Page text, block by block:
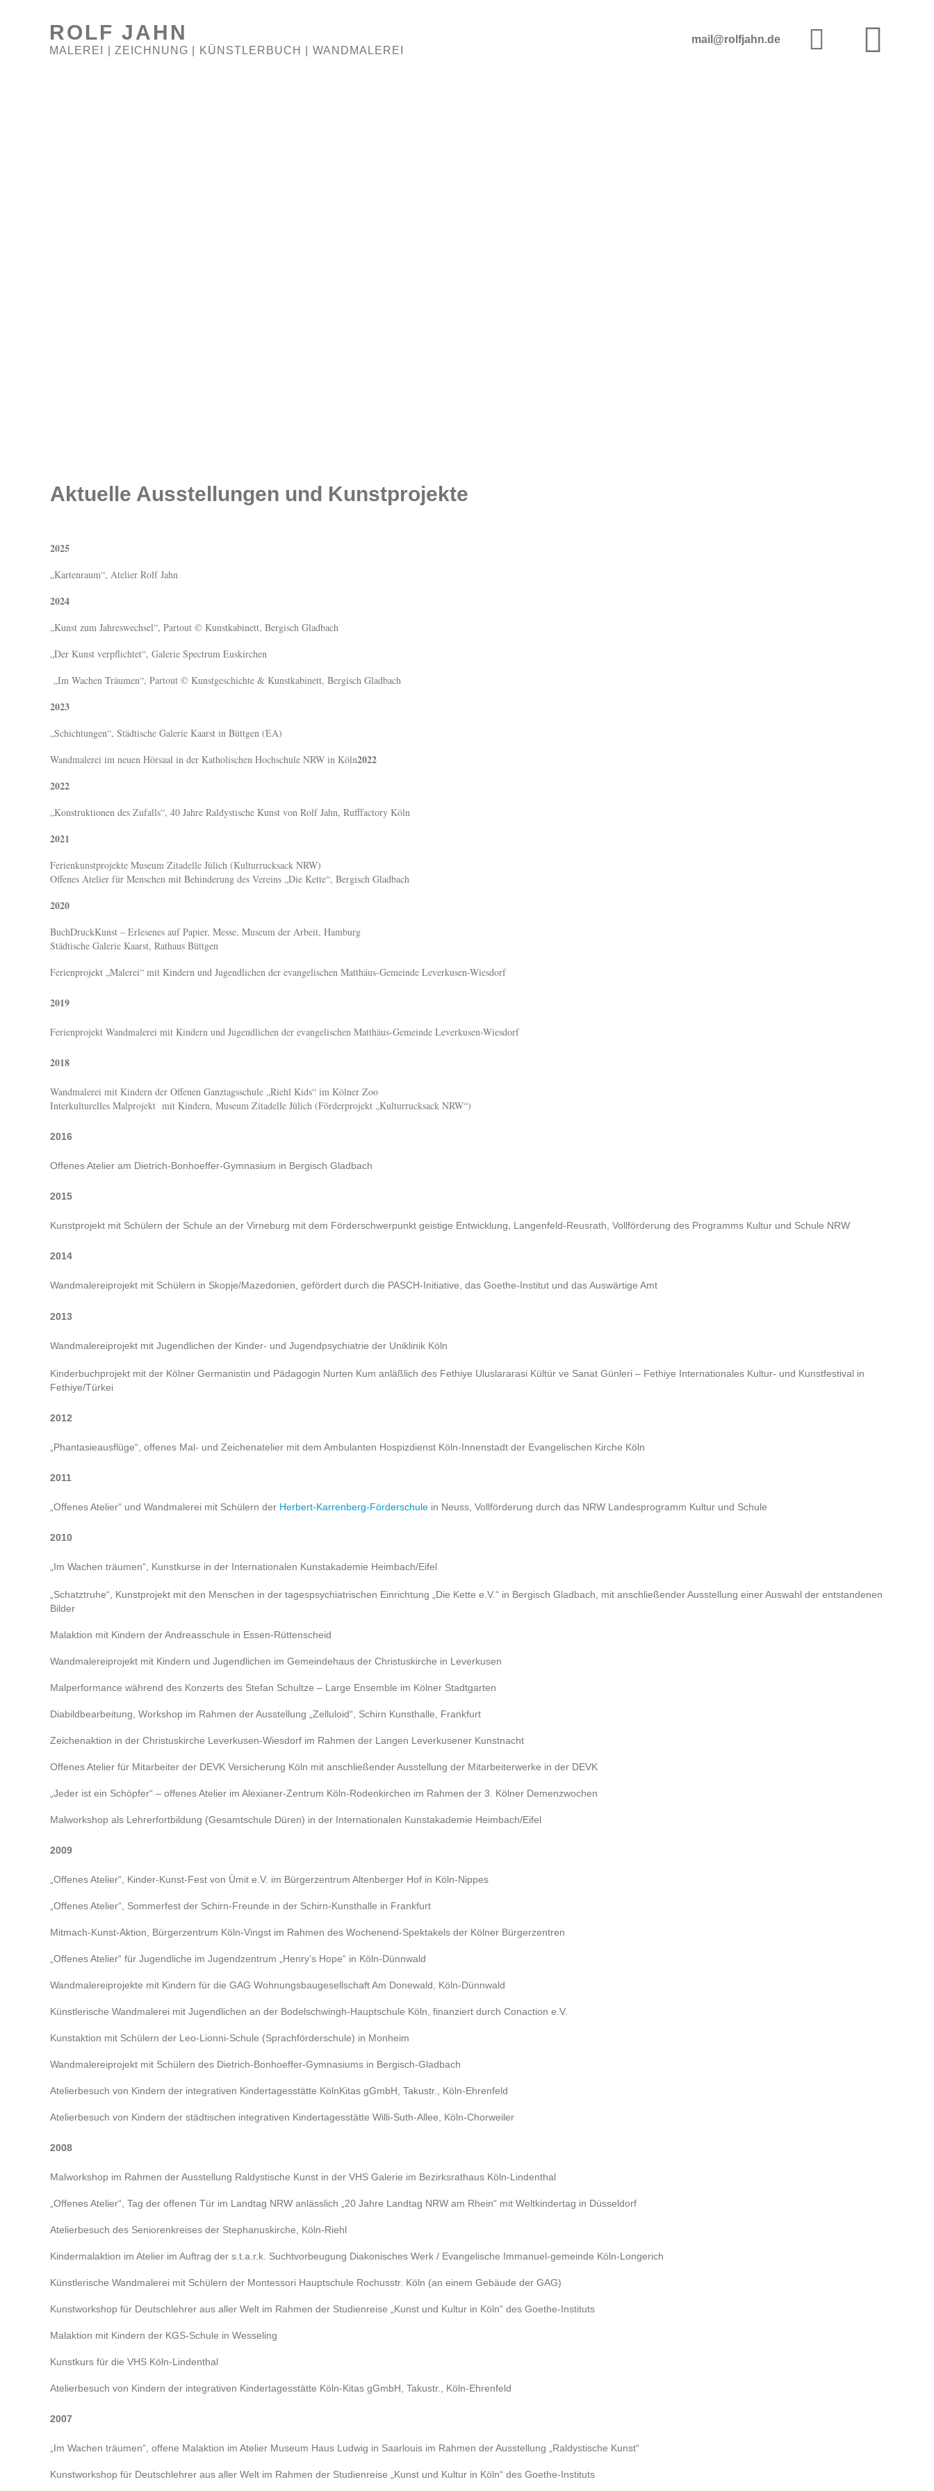
ROLF JAHN
MALEREI | ZEICHNUNG | KÜNSTLERBUCH | WANDMALEREI
mail@rolfjahn.de
Aktuelle Ausstellungen und Kunstprojekte
2025
„Kartenraum“, Atelier Rolf Jahn
2024
„Kunst zum Jahreswechsel“, Partout © Kunstkabinett, Bergisch Gladbach
„Der Kunst verpflichtet“, Galerie Spectrum Euskirchen
„Im Wachen Träumen“, Partout © Kunstgeschichte & Kunstkabinett, Bergisch Gladbach
2023
„Schichtungen“, Städtische Galerie Kaarst in Büttgen (EA)
Wandmalerei im neuen Hörsaal in der Katholischen Hochschule NRW in Köln2022
2022
„Konstruktionen des Zufalls“, 40 Jahre Raldystische Kunst von Rolf Jahn, Rufffactory Köln
2021
Ferienkunstprojekte Museum Zitadelle Jülich (Kulturrucksack NRW)
Offenes Atelier für Menschen mit Behinderung des Vereins „Die Kette“, Bergisch Gladbach
2020
BuchDruckKunst – Erlesenes auf Papier, Messe, Museum der Arbeit, Hamburg
Städtische Galerie Kaarst, Rathaus Büttgen
Ferienprojekt „Malerei“ mit Kindern und Jugendlichen der evangelischen Matthäus-Gemeinde Leverkusen-Wiesdorf
2019
Ferienprojekt Wandmalerei mit Kindern und Jugendlichen der evangelischen Matthäus-Gemeinde Leverkusen-Wiesdorf
2018
Wandmalerei mit Kindern der Offenen Ganztagsschule „Riehl Kids“ im Kölner Zoo
Interkulturelles Malprojekt mit Kindern, Museum Zitadelle Jülich (Förderprojekt „Kulturrucksack NRW“)
2016
Offenes Atelier am Dietrich-Bonhoeffer-Gymnasium in Bergisch Gladbach
2015
Kunstprojekt mit Schülern der Schule an der Virneburg mit dem Förderschwerpunkt geistige Entwicklung, Langenfeld-Reusrath, Vollförderung des Programms Kultur und Schule NRW
2014
Wandmalereiprojekt mit Schülern in Skopje/Mazedonien, gefördert durch die PASCH-Initiative, das Goethe-Institut und das Auswärtige Amt
2013
Wandmalereiprojekt mit Jugendlichen der Kinder- und Jugendpsychiatrie der Uniklinik Köln
Kinderbuchprojekt mit der Kölner Germanistin und Pädagogin Nurten Kum anläßlich des Fethiye Uluslararasi Kültür ve Sanat Günleri – Fethiye Internationales Kultur- und Kunstfestival in
Fethiye/Türkei
2012
„Phantasieausflüge“, offenes Mal- und Zeichenatelier mit dem Ambulanten Hospizdienst Köln-Innenstadt der Evangelischen Kirche Köln
2011
„Offenes Atelier“ und Wandmalerei mit Schülern der Herbert-Karrenberg-Förderschule in Neuss, Vollförderung durch das NRW Landesprogramm Kultur und Schule
2010
„Im Wachen träumen“, Kunstkurse in der Internationalen Kunstakademie Heimbach/Eifel
„Schatztruhe“, Kunstprojekt mit den Menschen in der tagespsychiatrischen Einrichtung „Die Kette e.V.“ in Bergisch Gladbach, mit anschließender Ausstellung einer Auswahl der entstandenen
Bilder
Malaktion mit Kindern der Andreasschule in Essen-Rüttenscheid
Wandmalereiprojekt mit Kindern und Jugendlichen im Gemeindehaus der Christuskirche in Leverkusen
Malperformance während des Konzerts des Stefan Schultze – Large Ensemble im Kölner Stadtgarten
Diabildbearbeitung, Workshop im Rahmen der Ausstellung „Zelluloid“, Schirn Kunsthalle, Frankfurt
Zeichenaktion in der Christuskirche Leverkusen-Wiesdorf im Rahmen der Langen Leverkusener Kunstnacht
Offenes Atelier für Mitarbeiter der DEVK Versicherung Köln mit anschließender Ausstellung der Mitarbeiterwerke in der DEVK
„Jeder ist ein Schöpfer“ – offenes Atelier im Alexianer-Zentrum Köln-Rodenkirchen im Rahmen der 3. Kölner Demenzwochen
Malworkshop als Lehrerfortbildung (Gesamtschule Düren) in der Internationalen Kunstakademie Heimbach/Eifel
2009
„Offenes Atelier“, Kinder-Kunst-Fest von Ümit e.V. im Bürgerzentrum Altenberger Hof in Köln-Nippes
„Offenes Atelier“, Sommerfest der Schirn-Freunde in der Schirn-Kunsthalle in Frankfurt
Mitmach-Kunst-Aktion, Bürgerzentrum Köln-Vingst im Rahmen des Wochenend-Spektakels der Kölner Bürgerzentren
„Offenes Atelier“ für Jugendliche im Jugendzentrum „Henry’s Hope“ in Köln-Dünnwald
Wandmalereiprojekte mit Kindern für die GAG Wohnungsbaugesellschaft Am Donewald, Köln-Dünnwald
Künstlerische Wandmalerei mit Jugendlichen an der Bodelschwingh-Hauptschule Köln, finanziert durch Conaction e.V.
Kunstaktion mit Schülern der Leo-Lionni-Schule (Sprachförderschule) in Monheim
Wandmalereiprojekt mit Schülern des Dietrich-Bonhoeffer-Gymnasiums in Bergisch-Gladbach
Atelierbesuch von Kindern der integrativen Kindertagesstätte KölnKitas gGmbH, Takustr., Köln-Ehrenfeld
Atelierbesuch von Kindern der städtischen integrativen Kindertagesstätte Willi-Suth-Allee, Köln-Chorweiler
2008
Malworkshop im Rahmen der Ausstellung Raldystische Kunst in der VHS Galerie im Bezirksrathaus Köln-Lindenthal
„Offenes Atelier“, Tag der offenen Tür im Landtag NRW anlässlich „20 Jahre Landtag NRW am Rhein“ mit Weltkindertag in Düsseldorf
Atelierbesuch des Seniorenkreises der Stephanuskirche, Köln-Riehl
Kindermalaktion im Atelier im Auftrag der s.t.a.r.k. Suchtvorbeugung Diakonisches Werk / Evangelische Immanuel-gemeinde Köln-Longerich
Künstlerische Wandmalerei mit Schülern der Montessori Hauptschule Rochusstr. Köln (an einem Gebäude der GAG)
Kunstworkshop für Deutschlehrer aus aller Welt im Rahmen der Studienreise „Kunst und Kultur in Köln“ des Goethe-Instituts
Malaktion mit Kindern der KGS-Schule in Wesseling
Kunstkurs für die VHS Köln-Lindenthal
Atelierbesuch von Kindern der integrativen Kindertagesstätte Köln-Kitas gGmbH, Takustr., Köln-Ehrenfeld
2007
„Im Wachen träumen“, offene Malaktion im Atelier Museum Haus Ludwig in Saarlouis im Rahmen der Ausstellung „Raldystische Kunst“
Kunstworkshop für Deutschlehrer aus aller Welt im Rahmen der Studienreise „Kunst und Kultur in Köln“ des Goethe-Instituts